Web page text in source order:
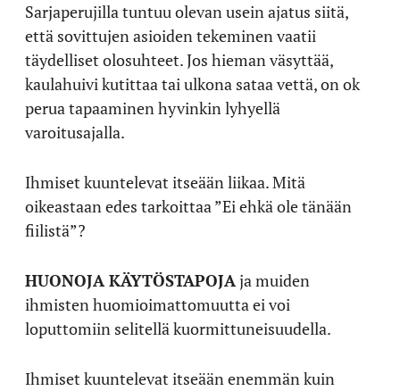
Sarjaperujilla tuntuu olevan usein ajatus siitä,
että sovittujen asioiden tekeminen vaatii
täydelliset olosuhteet. Jos hieman väsyttää,
kaulahuivi kutittaa tai ulkona sataa vettä, on ok
perua tapaaminen hyvinkin lyhyellä
varoitusajalla.
Ihmiset kuuntelevat itseään liikaa. Mitä
oikeastaan edes tarkoittaa ”Ei ehkä ole tänään
fiilistä”?
HUONOJA KÄYTÖSTAPOJAja muiden
ihmisten huomioimattomuutta ei voi
loputtomiin selitellä kuormittuneisuudella.
Ihmiset kuuntelevat itseään enemmän kuin